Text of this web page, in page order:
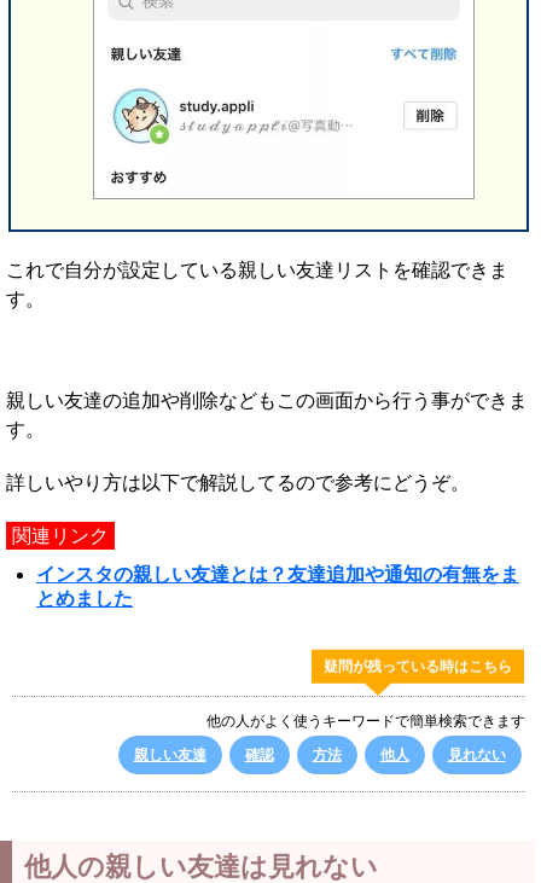
これで自分が設定している親しい友達リストを確認できま
す。
親しい友達の追加や削除などもこの画面から行う事ができま
す。
詳しいやり方は以下で解説してるので参考にどうぞ。
関連リンク
インスタの親しい友達とは？友達追加や通知の有無をま
とめました
疑問が残っている時はこちら
他の人がよく使うキーワードで簡単検索できます
親しい友達
確認 方法 他人 見れない
他人の親しい友達は見れない